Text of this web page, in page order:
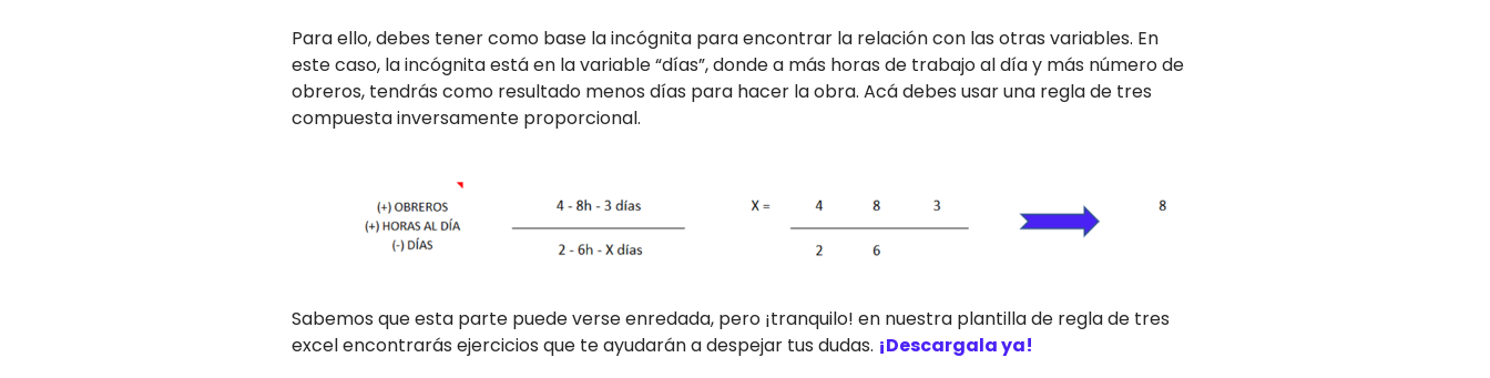
Para ello, debes tener como base la incógnita para encontrar la relación con las otras variables. En
este caso, la incógnita está en la variable “días”, donde a más horas de trabajo al día y más número de
obreros, tendrás como resultado menos días para hacer la obra. Acá debes usar una regla de tres
compuesta inversamente proporcional.
Sabemos que esta parte puede verse enredada, pero ¡tranquilo! en nuestra plantilla de regla de tres
excel encontrarás ejercicios que te ayudarán a despejar tus dudas. ¡Descargala ya!